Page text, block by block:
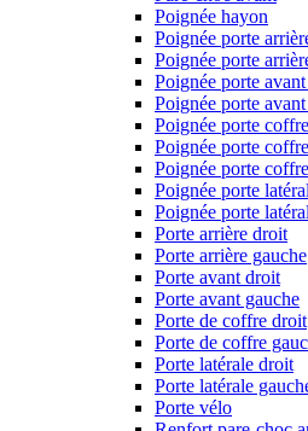
Poignée hayon
Poignée porte
Poignée porte
Poignée porte
Poignée porte
Poignée porte coffre
Poignée porte
Poignée porte
Poignée porte
Poignée porte
Porte arrière droit
Porte arrière gauche
Porte avant droit
Porte avant gauche
Porte de coffre droit
Porte de coffre
Porte latérale droit
Porte latérale
Porte vélo